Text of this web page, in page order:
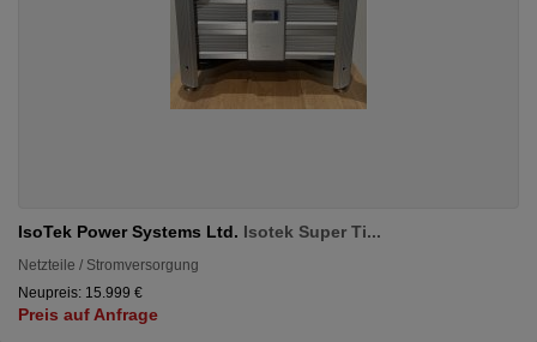
IsoTek Power Systems Ltd. Isotek Super Ti...
Netzteile / Stromversorgung
Neupreis: 15.999 €
Preis auf Anfrage